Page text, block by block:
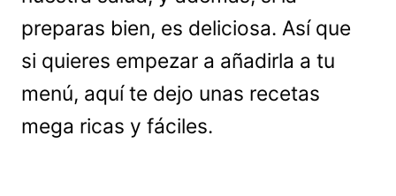
preparas bien, es deliciosa. Así que
si quieres empezar a añadirla a tu
menú, aquí te dejo unas recetas
mega ricas y fáciles.